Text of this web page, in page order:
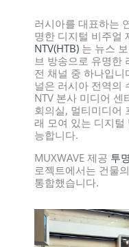
러시아를 대표하는
명한 디지털 비주얼
NTV(НТВ) 는 뉴스
브 방송으로 유명한
전 채널 중 하나입니
널은 러시아 전역의
NTV 본사 미디어 센
회의실, 멀티미디어
래 모여 있는 디지털
능합니다.
MUXWAVE 제공 투
로젝트에서는 건물
통합했습니다.